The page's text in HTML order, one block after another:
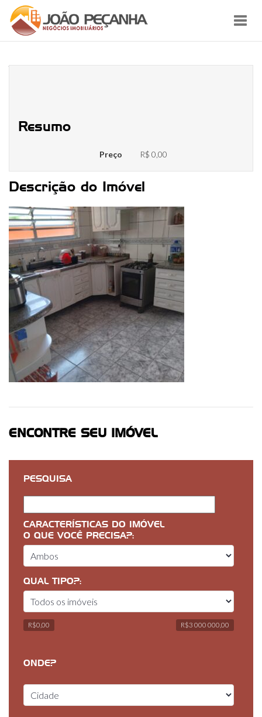
Resumo
Preço R$ 0,00
Descrição do Imóvel
ENCONTRE SEU IMÓVEL
PESQUISA
CARACTERÍSTICAS DO IMÓVEL
O QUE VOCÊ PRECISA?:
QUAL TIPO?:
R$0,00 R$3 000 000,00
ONDE?